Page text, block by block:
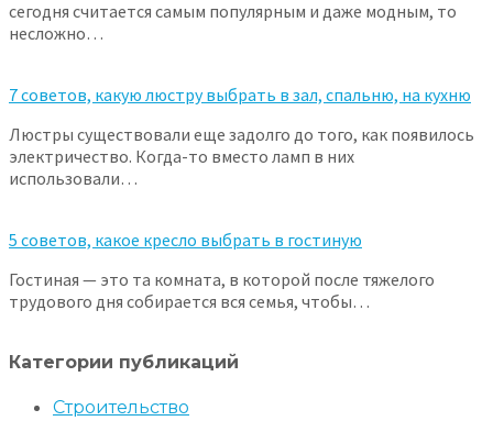
сегодня считается самым популярным и даже модным, то
несложно…
7 советов, какую люстру выбрать в зал, спальню, на кухню
Люстры существовали еще задолго до того, как появилось
электричество. Когда-то вместо ламп в них
использовали…
5 советов, какое кресло выбрать в гостиную
Гостиная — это та комната, в которой после тяжелого
трудового дня собирается вся семья, чтобы…
Категории публикаций
Строительство